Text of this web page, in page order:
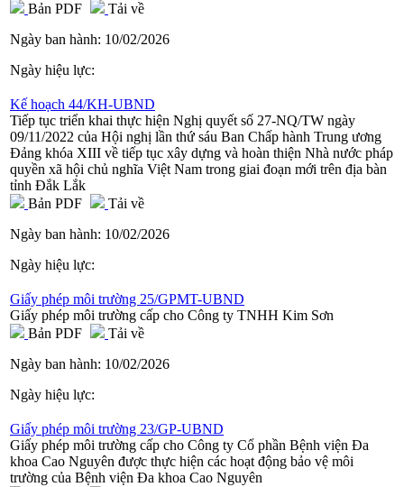
Bản PDF
Tải về
Ngày ban hành: 10/02/2026
Ngày hiệu lực:
Kế hoạch 44/KH-UBND
Tiếp tục triển khai thực hiện Nghị quyết số 27-NQ/TW ngày
09/11/2022 của Hội nghị lần thứ sáu Ban Chấp hành Trung ương
Đảng khóa XIII về tiếp tục xây dựng và hoàn thiện Nhà nước pháp
quyền xã hội chủ nghĩa Việt Nam trong giai đoạn mới trên địa bàn
tỉnh Đắk Lắk
Bản PDF
Tải về
Ngày ban hành: 10/02/2026
Ngày hiệu lực:
Giấy phép môi trường 25/GPMT-UBND
Giấy phép môi trường cấp cho Công ty TNHH Kim Sơn
Bản PDF
Tải về
Ngày ban hành: 10/02/2026
Ngày hiệu lực:
Giấy phép môi trường 23/GP-UBND
Giấy phép môi trường cấp cho Công ty Cổ phần Bệnh viện Đa
khoa Cao Nguyên được thực hiện các hoạt động bảo vệ môi
trường của Bệnh viện Đa khoa Cao Nguyên